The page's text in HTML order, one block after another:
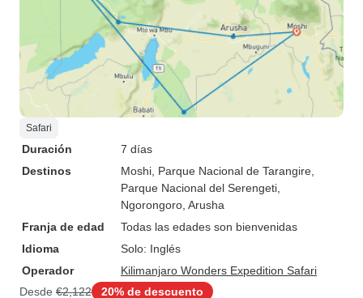
Safari
Duración
7 días
Destinos
Moshi , Parque Nacional de Tarangire
Parque Nacional del Serengeti
Ngorongoro , Arusha
Franja de edad
Todas las edades son bienvenidas
Idioma
Solo: Inglés
Operador
Kilimanjaro Wonders Expedition Safari
Desde €2,122 20% de descuento